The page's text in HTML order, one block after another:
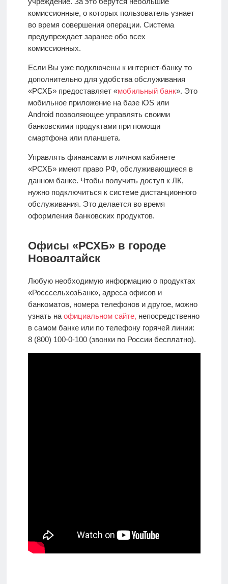
комиссионные, о которых пользователь узнает
во время совершения операции. Система
предупреждает заранее обо всех
комиссионных.
Если Вы уже подключены к интернет-банку то
дополнительно для удобства обслуживания
«РСХБ» предоставляет «мобильный банк». Это
мобильное приложение на базе iOS или
Android позволяющее управлять своими
банковскими продуктами при помощи
смартфона или планшета.
Управлять финансами в личном кабинете
«РСХБ» имеют право РФ, обслуживающиеся в
данном банке. Чтобы получить доступ к ЛК,
нужно подключиться к системе дистанционного
обслуживания. Это делается во время
оформления банковских продуктов.
Офисы «РСХБ» в городе
Новоалтайск
Любую необходимую информацию о продуктах
«РосссельхозБанк», адреса офисов и
банкоматов, номера телефонов и другое, можно
узнать на официальном сайте, непосредственно
в самом банке или по телефону горячей линии:
8 (800) 100-0-100 (звонки по России бесплатно).